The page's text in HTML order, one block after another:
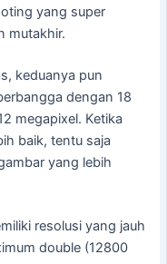
yang super
mutakhir.
keduanya pun
dengan 18
megapixel. Ketika
baik, tentu saja
yang lebih
resolusi yang jauh
double (12800